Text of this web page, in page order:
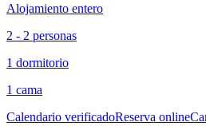
Alojamiento entero
2 - 2 personas
1 dormitorio
1 cama
Calendario verificadoReserva online